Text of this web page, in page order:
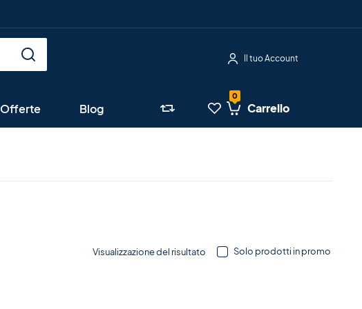
Il tuo Account
Offerte Blog Carrello
Solo prodotti in promo
Visualizzazione del risultato